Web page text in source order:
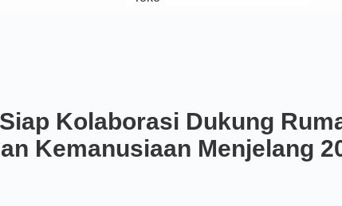
Kolaborasi Dukung
Kemanusiaan Menjelang